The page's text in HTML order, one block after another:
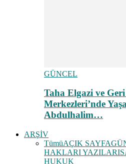
GÜNCEL
Taha Elgazi ve
Merkezleri’nde
Abdulhalim…
ARŞİV
TümüAÇIK SAYFA
HAKLARI YAZILARI
HUKUK